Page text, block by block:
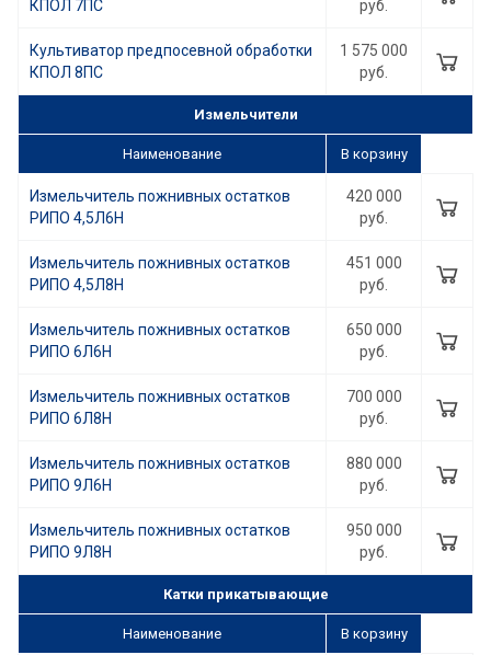
КПОЛ 7ПС
руб.
Культиватор предпосевной обработки
КПОЛ 8ПС
1 575 000
руб.
Измельчители
Наименование В корзину
Измельчитель пожнивных остатков
РИПО 4,5Л6Н
420 000
руб.
Измельчитель пожнивных остатков
РИПО 4,5Л8Н
451 000
руб.
Измельчитель пожнивных остатков
РИПО 6Л6Н
650 000
руб.
Измельчитель пожнивных остатков
РИПО 6Л8Н
700 000
руб.
Измельчитель пожнивных остатков
РИПО 9Л6Н
880 000
руб.
Измельчитель пожнивных остатков
РИПО 9Л8Н
950 000
руб.
Катки прикатывающие
Наименование В корзину